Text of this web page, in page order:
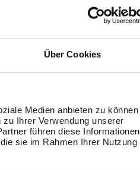
Über Cookies
Medien anbieten zu können
Ihrer Verwendung unserer
führen diese Informationen
sie im Rahmen Ihrer Nutzung